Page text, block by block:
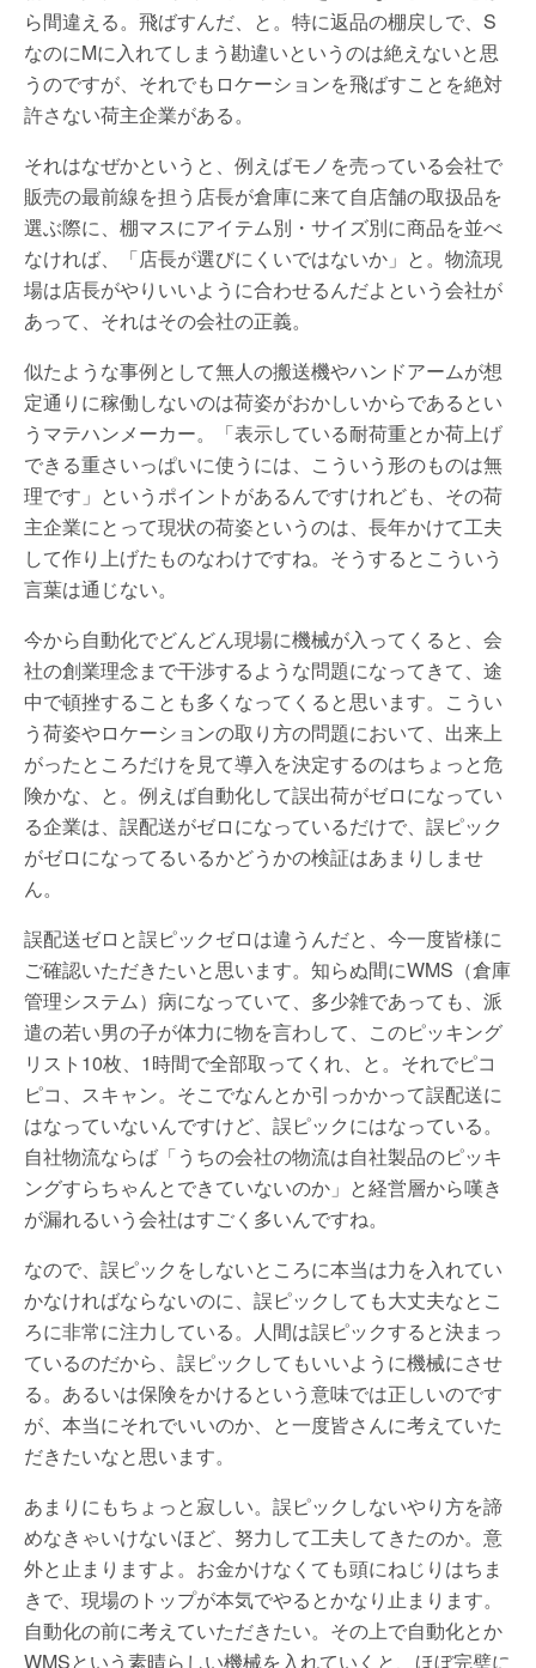
ら間違える。飛ばすんだ、と。特に返品の棚戻しで、S
なのにMに入れてしまう勘違いというのは絶えないと思
うのですが、それでもロケーションを飛ばすことを絶対
許さない荷主企業がある。
それはなぜかというと、例えばモノを売っている会社で
販売の最前線を担う店長が倉庫に来て自店舗の取扱品を
選ぶ際に、棚マスにアイテム別・サイズ別に商品を並べ
なければ、「店長が選びにくいではないか」と。物流現
場は店長がやりいいように合わせるんだよという会社が
あって、それはその会社の正義。
似たような事例として無人の搬送機やハンドアームが想
定通りに稼働しないのは荷姿がおかしいからであるとい
うマテハンメーカー。「表示している耐荷重とか荷上げ
できる重さいっぱいに使うには、こういう形のものは無
理です」というポイントがあるんですけれども、その荷
主企業にとって現状の荷姿というのは、長年かけて工夫
して作り上げたものなわけですね。そうするとこういう
言葉は通じない。
今から自動化でどんどん現場に機械が入ってくると、会
社の創業理念まで干渉するような問題になってきて、途
中で頓挫することも多くなってくると思います。こうい
う荷姿やロケーションの取り方の問題において、出来上
がったところだけを見て導入を決定するのはちょっと危
険かな、と。例えば自動化して誤出荷がゼロになってい
る企業は、誤配送がゼロになっているだけで、誤ピック
がゼロになってるいるかどうかの検証はあまりしませ
ん。
誤配送ゼロと誤ピックゼロは違うんだと、今一度皆様に
ご確認いただきたいと思います。知らぬ間にWMS（倉庫
管理システム）病になっていて、多少雑であっても、派
遣の若い男の子が体力に物を言わして、このピッキング
リスト10枚、1時間で全部取ってくれ、と。それでピコ
ピコ、スキャン。そこでなんとか引っかかって誤配送に
はなっていないんですけど、誤ピックにはなっている。
自社物流ならば「うちの会社の物流は自社製品のピッキ
ングすらちゃんとできていないのか」と経営層から嘆き
が漏れるいう会社はすごく多いんですね。
なので、誤ピックをしないところに本当は力を入れてい
かなければならないのに、誤ピックしても大丈夫なとこ
ろに非常に注力している。人間は誤ピックすると決まっ
ているのだから、誤ピックしてもいいように機械にさせ
る。あるいは保険をかけるという意味では正しいのです
が、本当にそれでいいのか、と一度皆さんに考えていた
だきたいなと思います。
あまりにもちょっと寂しい。誤ピックしないやり方を諦
めなきゃいけないほど、努力して工夫してきたのか。意
外と止まりますよ。お金かけなくても頭にねじりはちま
きで、現場のトップが本気でやるとかなり止まります。
自動化の前に考えていただきたい。その上で自動化とか
WMSという素晴らしい機械を入れていくと、ほぼ完璧に